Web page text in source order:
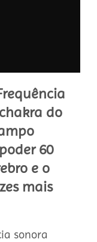
do
60
e o
mais
sonora